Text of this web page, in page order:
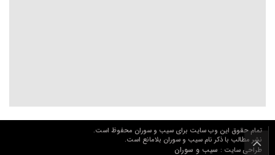
تمام حقوق این وب سایت برای سیب و سوران محفوظ است.
نشر مطالب با ذکر نام سیب و سوران بلامانع است.
طراحی سایت : سیب و سوران